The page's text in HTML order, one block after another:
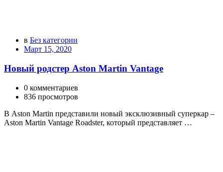
в Без категории
Март 15, 2020
Новый родстер Aston Martin Vantage
0 комментариев
836 просмотров
В Aston Martin представили новый эксклюзивный суперкар –
Aston Martin Vantage Roadster, который представляет …